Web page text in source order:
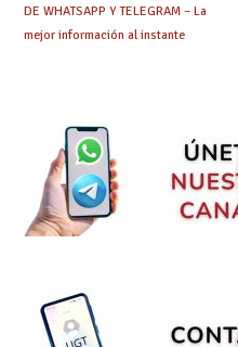
DE WHATSAPP Y TELEGRAM – La
mejor información al instante